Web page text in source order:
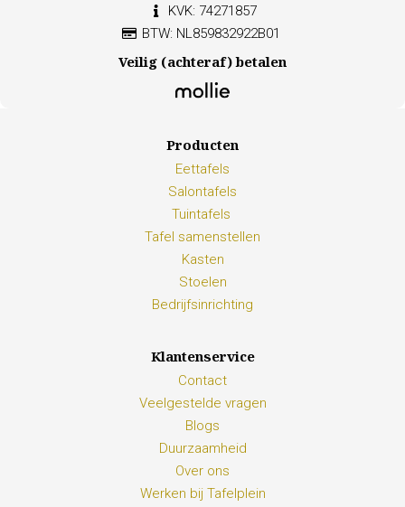
KVK: 74271857
BTW: NL859832922B01
Veilig (achteraf) betalen
Producten
Eettafels
Salontafels
Tuintafels
Tafel samenstellen
Kasten
Stoelen
Bedrijfsinrichting
Klantenservice
Contact
Veelgestelde vragen
Blogs
Duurzaamheid
Over ons
Werken bij Tafelplein